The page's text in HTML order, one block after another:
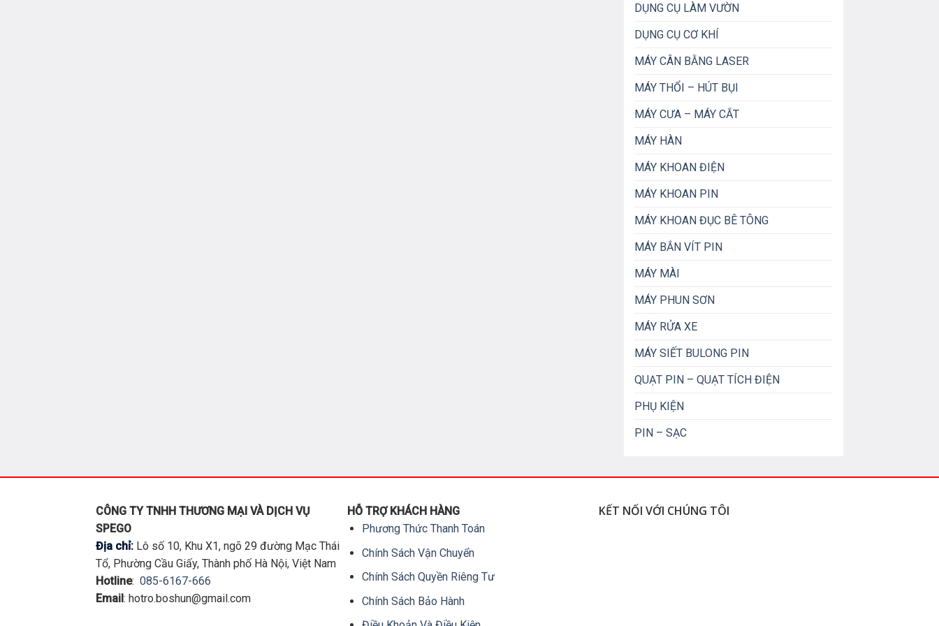
DỤNG CỤ LÀM VƯỜN
DỤNG CỤ CƠ KHÍ
MÁY CÂN BẰNG LASER
MÁY THỔI – HÚT BỤI
MÁY CƯA – MÁY CẮT
MÁY HÀN
MÁY KHOAN ĐIỆN
MÁY KHOAN PIN
MÁY KHOAN ĐỤC BÊ TÔNG
MÁY BẮN VÍT PIN
MÁY MÀI
MÁY PHUN SƠN
MÁY RỬA XE
MÁY SIẾT BULONG PIN
QUẠT PIN – QUẠT TÍCH ĐIỆN
PHỤ KIỆN
PIN – SẠC
CÔNG TY TNHH THƯƠNG MẠI VÀ DỊCH VỤ
SPEGO
Địa chỉ: Lô số 10, Khu X1, ngõ 29 đường Mạc Thái
Tổ, Phường Cầu Giấy, Thành phố Hà Nội, Việt Nam
Hotline: 085-6167-666
Email: hotro.boshun@gmail.com
HỖ TRỢ KHÁCH HÀNG
Phương Thức Thanh Toán
Chính Sách Vận Chuyển
Chính Sách Quyền Riêng Tư
Chính Sách Bảo Hành
KẾT NỐI VỚI CHÚNG TÔI